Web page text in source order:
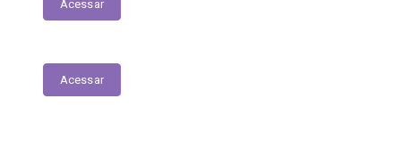
Acessar
Acessar